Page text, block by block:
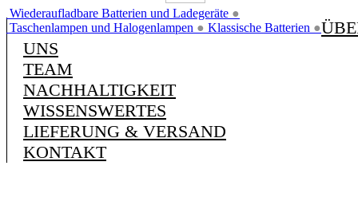
Wiederaufladbare Batterien und Ladegeräte ●
Taschenlampen und Halogenlampen ● Klassische Batterien ●
UNS
TEAM
NACHHALTIGKEIT
WISSENSWERTES
LIEFERUNG & VERSAND
KONTAKT